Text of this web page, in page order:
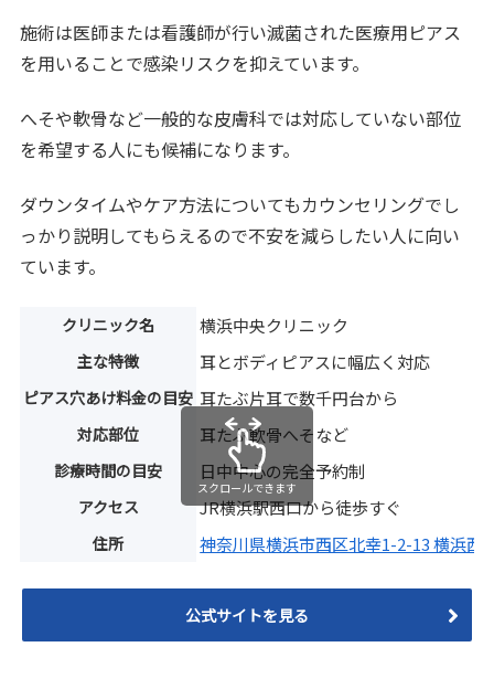
施術は医師または看護師が行い滅菌された医療用ピアス
を用いることで感染リスクを抑えています。
へそや軟骨など一般的な皮膚科では対応していない部位
を希望する人にも候補になります。
ダウンタイムやケア方法についてもカウンセリングでし
っかり説明してもらえるので不安を減らしたい人に向い
ています。
クリニック名 横浜中央クリニック
主な特徴 耳とボディピアスに幅広く対応
ピアス穴あけ料金の目安 耳たぶ片耳で数千円台から
対応部位 耳たぶ軟骨へそなど
診療時間の目安 日中中心の完全予約制
アクセス JR横浜駅西口から徒歩すぐ
住所 神奈川県横浜市西区北幸1-2-13 横浜西
スクロールできます
公式サイトを見る